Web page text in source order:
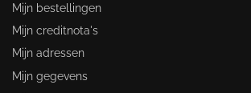
Mijn bestellingen
Mijn creditnota's
Mijn adressen
Mijn gegevens